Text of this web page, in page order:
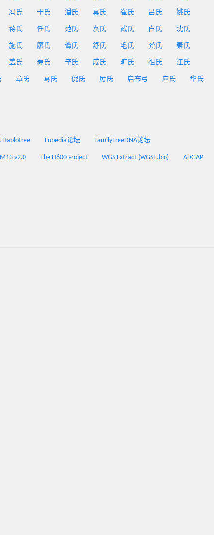
冯氏 于氏 潘氏 莫氏 崔氏 吕氏 姚氏
蒋氏 任氏 范氏 袁氏 武氏 白氏 沈氏
施氏 廖氏 谭氏 舒氏 毛氏 龚氏 秦氏
盖氏 寿氏 辛氏 戚氏 旷氏 祖氏 江氏
章氏 葛氏 倪氏 厉氏 启布弓 麻氏 华氏
Haplotree Eupedia论坛 FamilyTreeDNA论坛
v2.0 The H600 Project WGS Extract (WGSE.bio) ADGAP